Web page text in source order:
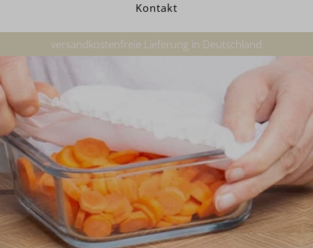
Kontakt
handgefertigt in Schleswig Holstein